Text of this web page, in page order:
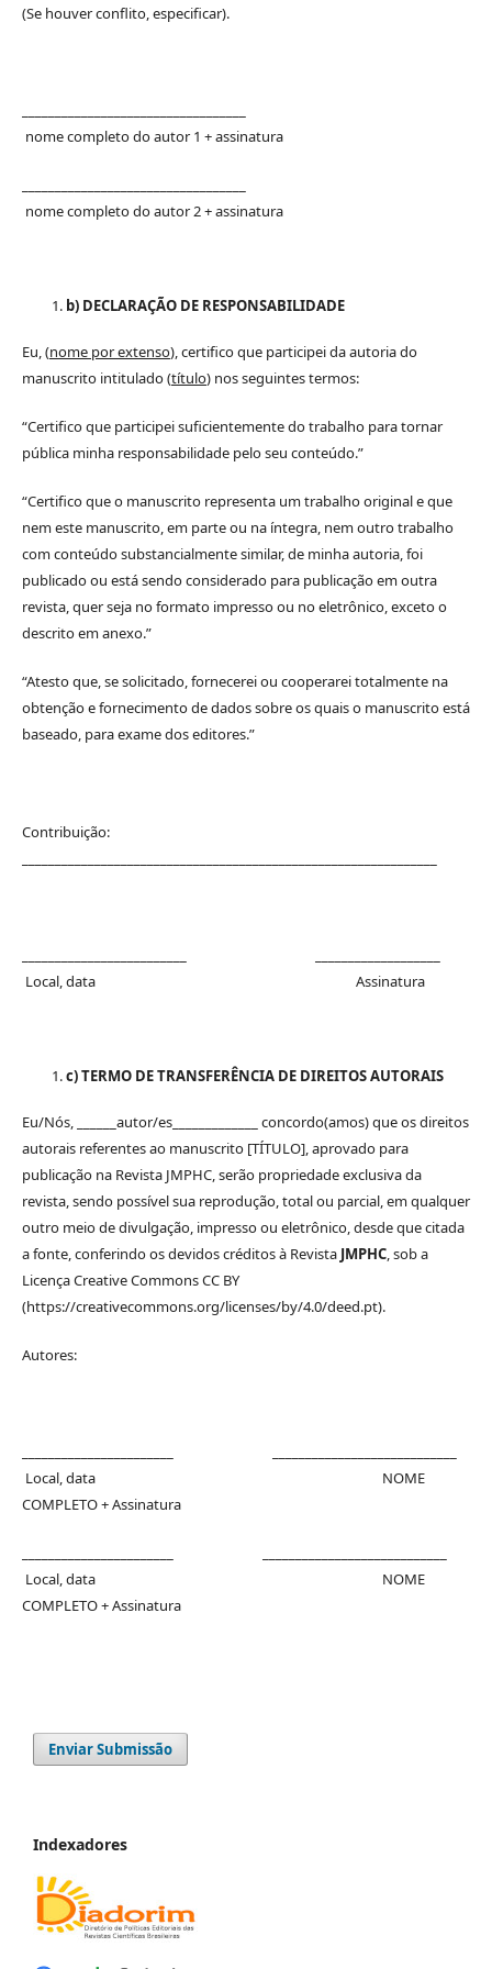
(Se houver conflito, especificar).
nome completo do autor 1 + assinatura
nome completo do autor 2 + assinatura
b) DECLARAÇÃO DE RESPONSABILIDADE
Eu, (nome por extenso), certifico que participei da autoria do
manuscrito intitulado (título) nos seguintes termos:
“Certifico que participei suficientemente do trabalho para tornar
pública minha responsabilidade pelo seu conteúdo.”
“Certifico que o manuscrito representa um trabalho original e que
nem este manuscrito, em parte ou na íntegra, nem outro trabalho
com conteúdo substancialmente similar, de minha autoria, foi
publicado ou está sendo considerado para publicação em outra
revista, quer seja no formato impresso ou no eletrônico, exceto o
descrito em anexo.”
“Atesto que, se solicitado, fornecerei ou cooperarei totalmente na
obtenção e fornecimento de dados sobre os quais o manuscrito está
baseado, para exame dos editores.”
Contribuição:
Local, data Assinatura
c) TERMO DE TRANSFERÊNCIA DE DIREITOS AUTORAIS
Eu/Nós, ______autor/es_____________ concordo(amos) que os direitos
autorais referentes ao manuscrito [TÍTULO], aprovado para
publicação na Revista JMPHC, serão propriedade exclusiva da
revista, sendo possível sua reprodução, total ou parcial, em qualquer
outro meio de divulgação, impresso ou eletrônico, desde que citada
a fonte, conferindo os devidos créditos à Revista JMPHC, sob a
Licença Creative Commons CC BY
(https://creativecommons.org/licenses/by/4.0/deed.pt).
Autores:
Local, data NOME
COMPLETO + Assinatura
Local, data NOME
COMPLETO + Assinatura
Enviar Submissão
Indexadores